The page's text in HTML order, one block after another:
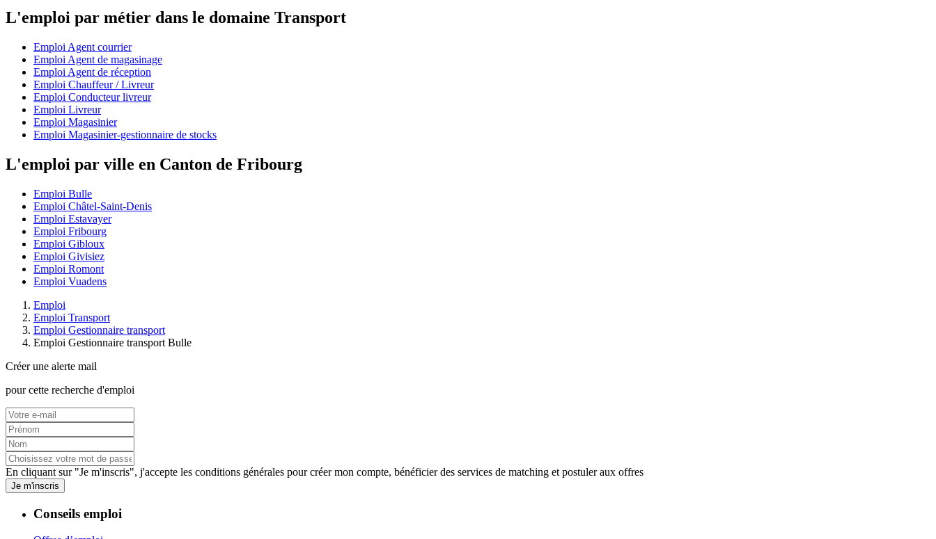
L'emploi par métier dans le domaine Transport
Emploi Agent courrier
Emploi Agent de magasinage
Emploi Agent de réception
Emploi Chauffeur / Livreur
Emploi Conducteur livreur
Emploi Livreur
Emploi Magasinier
Emploi Magasinier-gestionnaire de stocks
L'emploi par ville en Canton de Fribourg
Emploi Bulle
Emploi Châtel-Saint-Denis
Emploi Estavayer
Emploi Fribourg
Emploi Gibloux
Emploi Givisiez
Emploi Romont
Emploi Vuadens
Emploi
Emploi Transport
Emploi Gestionnaire transport
Emploi Gestionnaire transport Bulle
Créer une alerte mail
pour cette recherche d'emploi
En cliquant sur "Je m'inscris", j'accepte les conditions générales pour créer mon compte, bénéficier des services de matching et postuler aux offres
Je m'inscris
Conseils emploi